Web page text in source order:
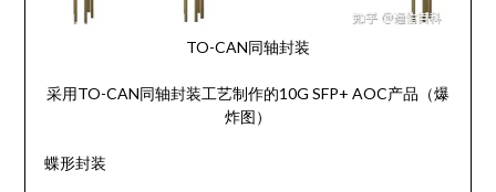
TO-CAN同轴封装
采用TO-CAN同轴封装工艺制作的10G SFP+ AOC产品（爆
炸图）
蝶形封装